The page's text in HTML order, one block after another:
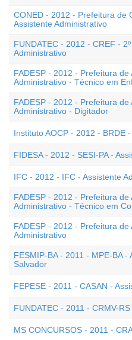
CONED - 2012 - Prefeitura de
Assistente Administrativo
FUNDATEC - 2012 - CREF -
Administrativo
FADESP - 2012 - Prefeitura de
Administrativo - Técnico em
FADESP - 2012 - Prefeitura de
Administrativo - Digitador
Instituto AOCP - 2012 - BRDE
FIDESA - 2012 - SESI-PA -
IFC - 2012 - IFC - Assistente
FADESP - 2012 - Prefeitura de
Administrativo - Técnico em
FADESP - 2012 - Prefeitura de
Administrativo
FESMIP-BA - 2011 - MPE-BA
Salvador
FEPESE - 2011 - CASAN -
FUNDATEC - 2011 - CRMV-
MS CONCURSOS - 2011 -